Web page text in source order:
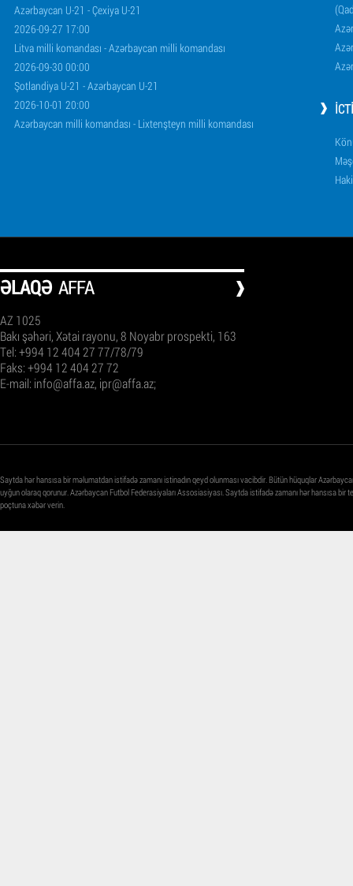
Azərbaycan U-21 - Çexiya U-21
2026-09-27 17:00
Litva milli komandası - Azərbaycan milli komandası
2026-09-30 00:00
Şotlandiya U-21 - Azərbaycan U-21
2026-10-01 20:00
Azərbaycan milli komandası - Lixtenşteyn milli komandası
ƏLAQƏ AFFA
AZ 1025
Bakı şəhəri, Xətai rayonu, 8 Noyabr prospekti, 163
Tel: +994 12 404 27 77/78/79
Faks: +994 12 404 27 72
E-mail: info@affa.az, ipr@affa.az;
Saytda hər hansısa bir məlumatdan istifadə zamanı istinadın qeyd olunması vacibdir. Bütün hüquqlar
uyğun olaraq qorunur. Azərbaycan Futbol Federasiyaları Assosiasiyası. Saytda istifadə zamanı hər hansısa
poçtuna xəbər verin.